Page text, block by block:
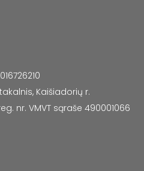
Kaišiadorių r.
nr. VMVT sąraše 490001066